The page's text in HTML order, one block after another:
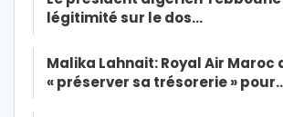
légitimité sur le dos…
Malika Lahnait: Royal Air Maroc
« préserver sa trésorerie »